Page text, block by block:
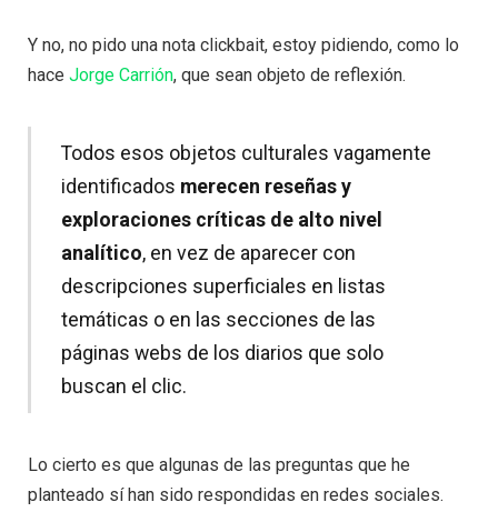
Y no, no pido una nota clickbait, estoy pidiendo, como lo
hace Jorge Carrión, que sean objeto de reflexión.
Todos esos objetos culturales vagamente
identificados merecen reseñas y
exploraciones críticas de alto nivel
analítico, en vez de aparecer con
descripciones superficiales en listas
temáticas o en las secciones de las
páginas webs de los diarios que solo
buscan el clic.
Lo cierto es que algunas de las preguntas que he
planteado sí han sido respondidas en redes sociales.